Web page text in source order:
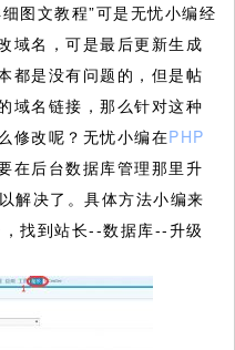
图文教程”可是无忧小编经
域名，可是最后更新生成
都是没有问题的，但是帖
域名链接，那么针对这种
修改呢？无忧小编在PHP
在后台数据库管理那里升
解决了。具体方法小编来
找到站长--数据库--升级